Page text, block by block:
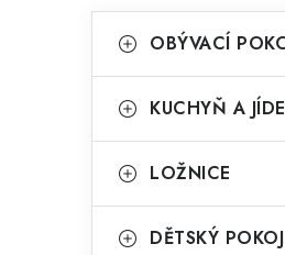
o
t
r
kategorie
a
e
o
OBÝVACÍ
KUCHYŇ A
LOŽNICE
DĚTSKÝ POKOJ